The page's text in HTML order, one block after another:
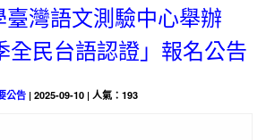
灣語文測驗中心舉辦
全民台語認證」報名公告
公告 | 2025-09-10 | 人氣：193